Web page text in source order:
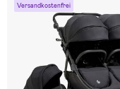
Versandkostenfrei